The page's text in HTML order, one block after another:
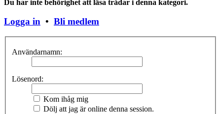
Du har inte behörighet att läsa trådar i denna kategori.
Logga in • Bli medlem
Användarnamn:
Lösenord:
Kom ihåg mig
Dölj att jag är online denna session.